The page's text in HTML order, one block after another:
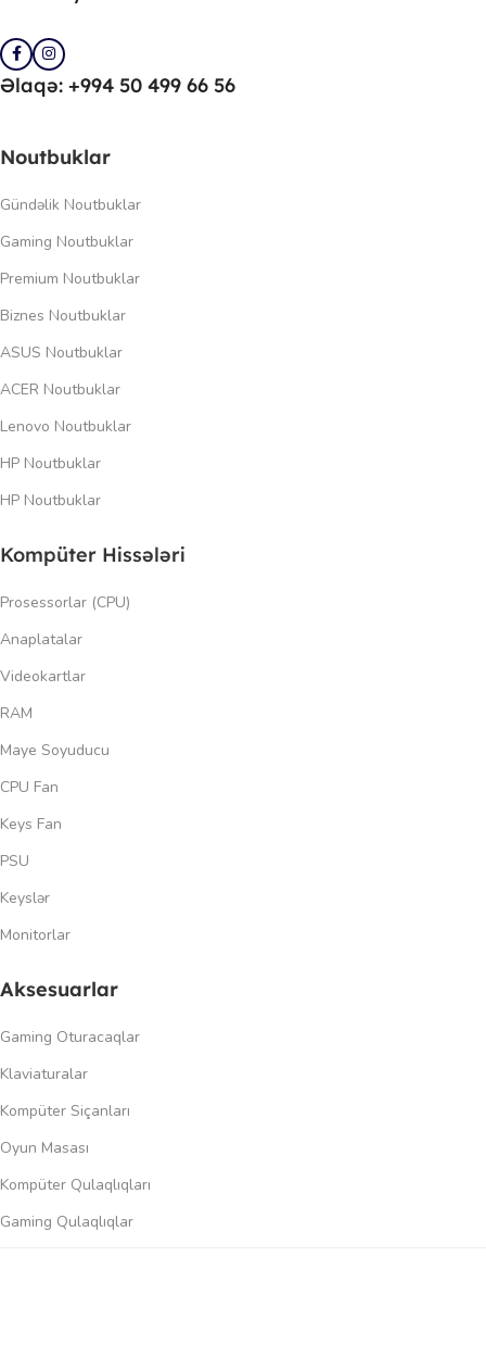
Əlaqə: +994 50 499 66 56
Noutbuklar
Gündəlik Noutbuklar
Gaming Noutbuklar
Premium Noutbuklar
Biznes Noutbuklar
ASUS Noutbuklar
ACER Noutbuklar
Lenovo Noutbuklar
HP Noutbuklar
HP Noutbuklar
Kompüter Hissələri
Prosessorlar (CPU)
Anaplatalar
Videokartlar
RAM
Maye Soyuducu
CPU Fan
Keys Fan
PSU
Keyslər
Monitorlar
Aksesuarlar
Gaming Oturacaqlar
Klaviaturalar
Kompüter Siçanları
Oyun Masası
Kompüter Qulaqlıqları
Gaming Qulaqlıqlar